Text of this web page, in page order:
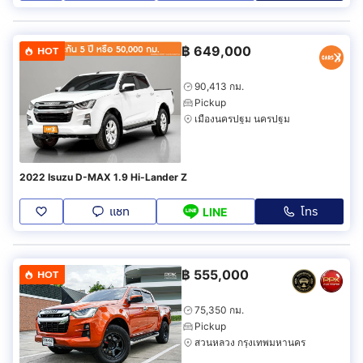
HOT ฿ 649,000
90,413 กม.
Pickup
เมืองนครปฐม นครปฐม
2022 Isuzu D-MAX 1.9 Hi-Lander Z
แชท LINE โทร
HOT ฿ 555,000
75,350 กม.
Pickup
สวนหลวง กรุงเทพมหานคร